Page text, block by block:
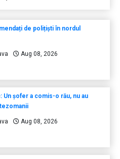
de polițiști în nordul
Aug 08, 2026
Un șofer a comis-o rău, nu au
Aug 08, 2026